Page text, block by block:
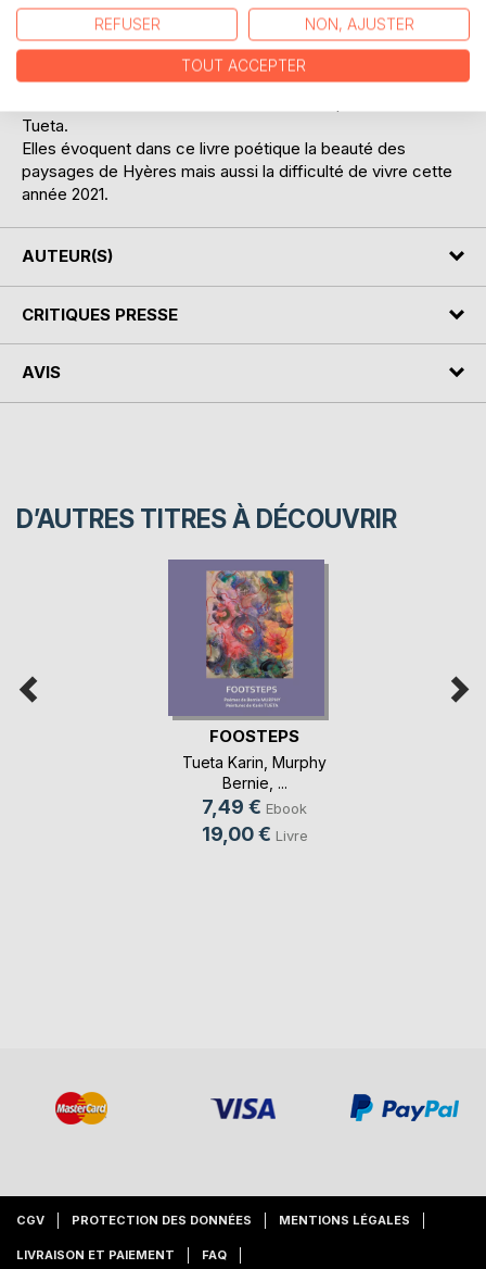
inspiré par les paysages et les habitants de Hyères les
Palmiers.
Bernie Murphy manie les mots avec magie et passion.
Tueta.
Elles évoquent dans ce livre poétique la beauté des
paysages de Hyères mais aussi la difficulté de vivre cette
année 2021.
AUTEUR(S)
CRITIQUES PRESSE
AVIS
D’AUTRES TITRES À DÉCOUVRIR
FOOSTEPS
Tueta Karin Murphy
Bernie , ...
7,49 € Ebook
19,00 € Livre
CGV PROTECTION DES DONNÉES MENTIONS LÉGALES
LIVRAISON ET PAIEMENT FAQ
REFUSER NON, AJUSTER
TOUT ACCEPTER